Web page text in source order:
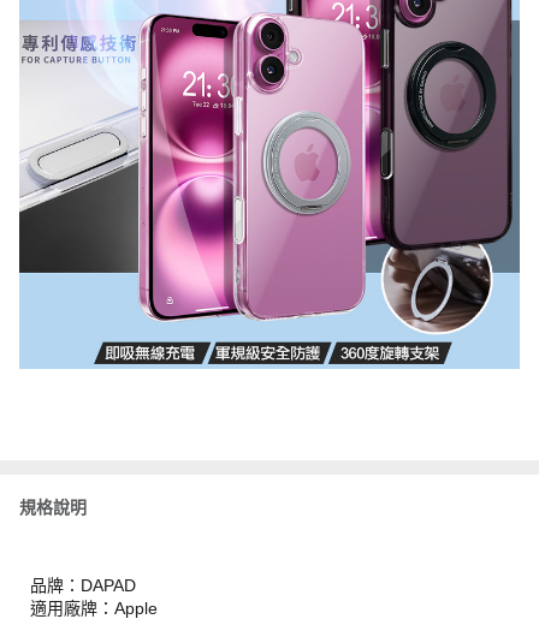
規格說明
品牌：DAPAD
適用廠牌：Apple